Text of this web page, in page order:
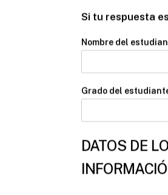
Si tu respuesta
Nombre del
Grado del
DATOS DE